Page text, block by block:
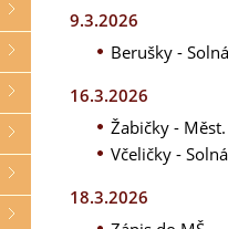
9.3.2026
Berušky -
16.3.2026
Žabičky -
Včeličky -
18.3.2026